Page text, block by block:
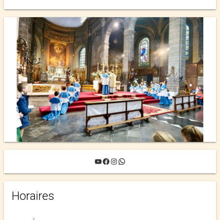
YouTube
Facebook
Instagram
WhatsApp
Horaires